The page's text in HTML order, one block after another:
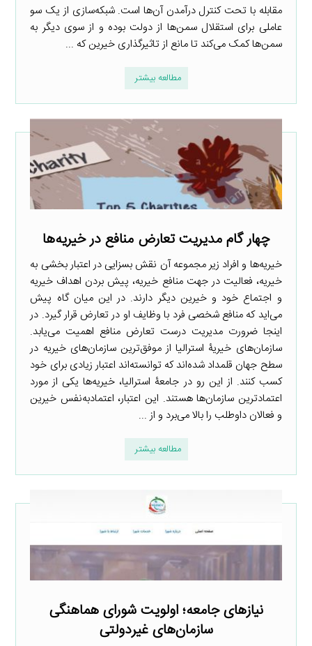
مقابله با تحت کنترل درآمدن آن‌ها است. شبکه‌سازی از یک سو
عاملی برای استقلال سمن‌ها از دولت بوده و از سوی دیگر به
سمن‌ها کمک می‌کند تا مانع از تاثیرگذاری خیرین که ...
مطالعه بیشتر
چهار گام مدیریت تعارض منافع در خیریه‌ها
خیریه‌ها و افراد زیر مجموعه آن نقش بسزایی در اعتبار بخشی به
خیریه، فعالیت در جهت منافع خیریه، پیش بردن اهداف خیریه
و اجتماع خود و خیرین دیگر دارند. در این میان گاه پیش
می‌اید که منافع شخصی فرد با وظایف او در تعارض قرار گیرد. در
اینجا ضرورت مدیریت درست تعارض منافع اهمیت می‌یابد.
سازمان‌های خیریۀ استرالیا از موفق‌ترین سازمان‌های خیریه در
سطح جهان قلمداد شده‌اند که توانسته‌اند اعتبار زیادی برای خود
کسب کنند. از این رو در جامعۀ استرالیا، خیریه‌ها یکی از مورد
اعتمادترین سازمان‌ها هستند. این اعتبار، اعتمادبه‌نفس خیرین
و فعالان داوطلب را بالا می‌برد و از ...
مطالعه بیشتر
نیاز‌های جامعه؛ اولویت شورای هماهنگی
سازمان‌های غیردولتی